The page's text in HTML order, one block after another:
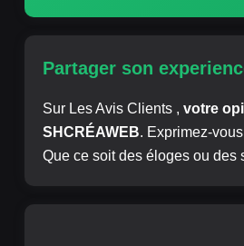
Partager son
Sur Les Avis Clients , votre
SHCRÉAWEB. Exprimez-
Que ce soit des éloges ou des